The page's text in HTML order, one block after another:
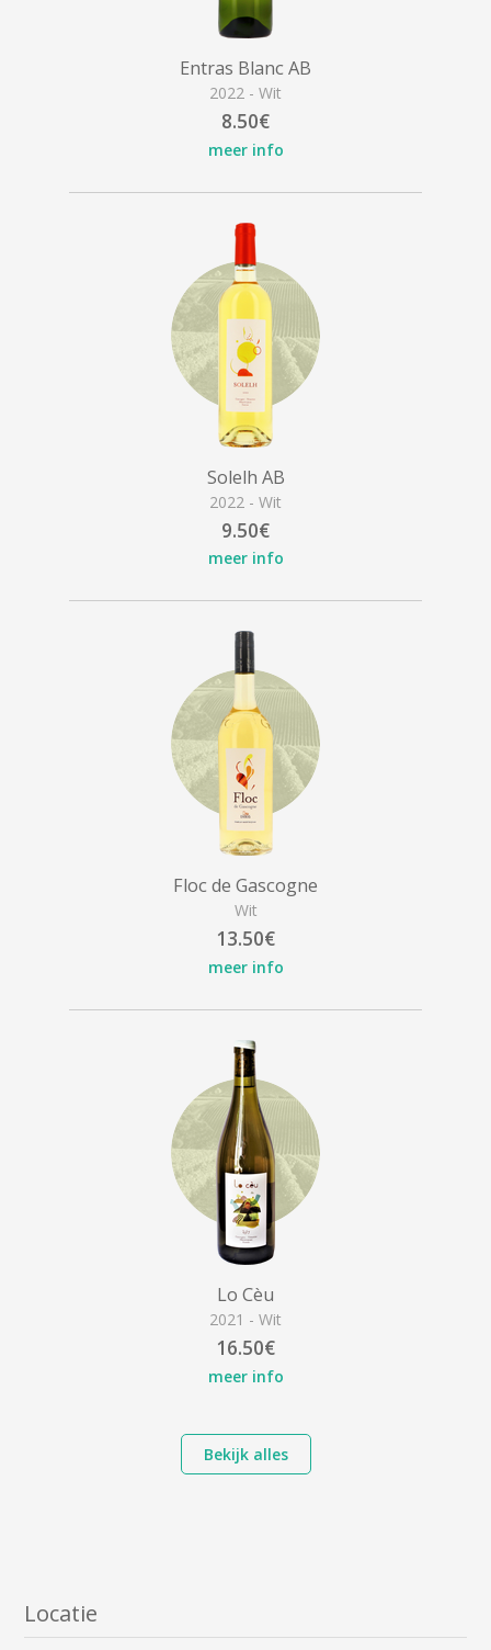
Entras Blanc AB
2022 - Wit
8.50€
meer info
Solelh AB
2022 - Wit
9.50€
meer info
Floc de Gascogne
Wit
13.50€
meer info
Lo Cèu
2021 - Wit
16.50€
meer info
Bekijk alles
Locatie